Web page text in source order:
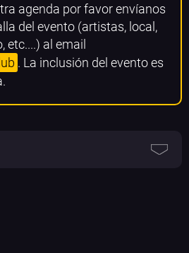
agenda por favor envíanos
del evento (artistas, local,
etc....) al email
. La inclusión del evento es